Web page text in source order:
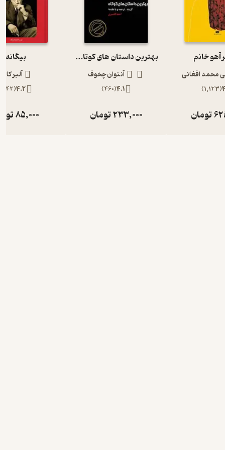
آهو خانم
محمد افغانی
(
1,123
)
تومان
بهترین داستان های کوتاه چخوف
آنتوان چخوف
4.1
(
460
)
233,000تومان
بیگانه
آلبر
4.2
(
442
85,000